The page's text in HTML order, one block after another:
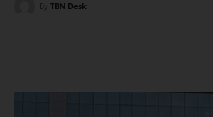
By TBN Desk